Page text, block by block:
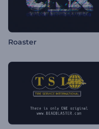
Roaster